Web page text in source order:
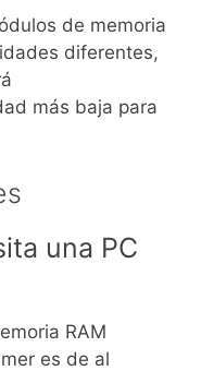
de memoria
diferentes,
más baja para
una PC
RAM
es de al